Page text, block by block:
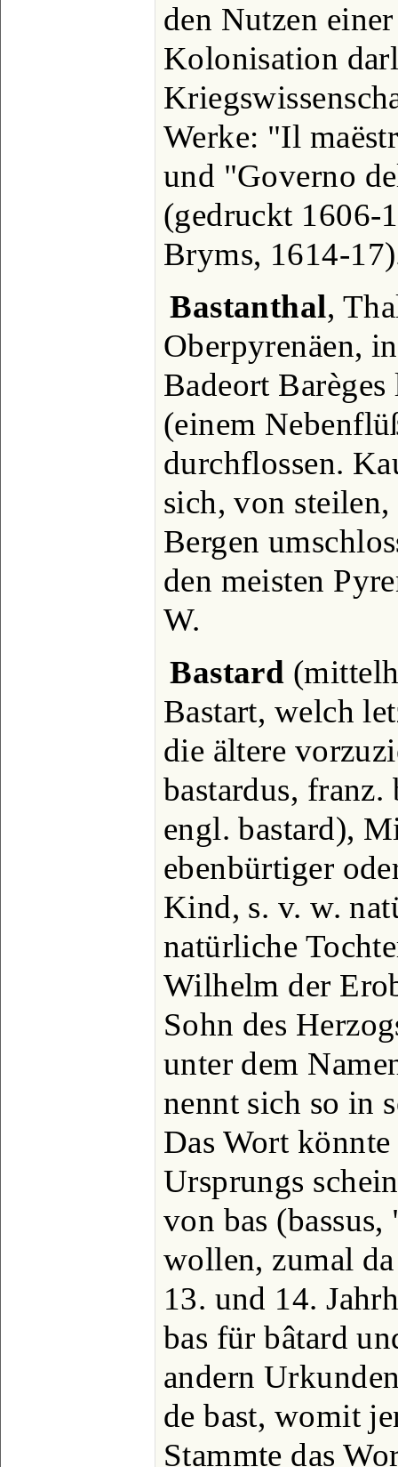
den Nutzen
Kolonisation
Werke: "Il
und "Governo
(gedruckt 1606-
Bryms, 1614-
Bastanthal,
Oberpyrenäen,
Badeort
(einem
durchflossen.
sich, von
Bergen
den meisten
W.
Bastard
Bastart, welch
die ältere
bastardus,
engl. bastard),
ebenbürtiger
Kind, s. v. w.
natürliche
Wilhelm der
Sohn des
unter dem
nennt sich so in
Das Wort
Ursprungs
von bas
wollen, zumal
13. und 14.
bas für bâtard
andern
de bast, womit
Stammte das